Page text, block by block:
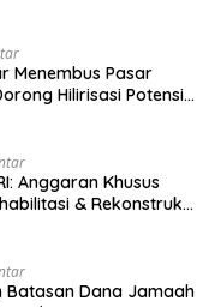
dengan wilayah
salah satunya
di bulan Juli,
September,”
memperkuat
ada. “Yang
khususnya Riau,
Menurut
mempersiapkan
Menembus Pasar
Hilirisasi Potensi
Anggaran Khusus
& Rekonstruksi
Batasan Dana Jamaah